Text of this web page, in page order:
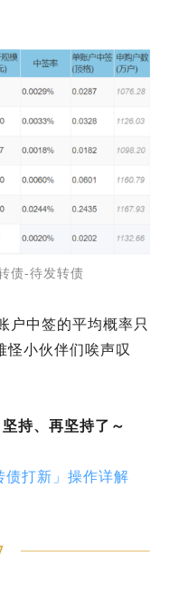
债-待发转债
户中签的平均概率只
怪小伙伴们唉声叹
持、再坚持了～
债打新」操作详解